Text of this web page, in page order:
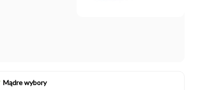
Mądre wybory